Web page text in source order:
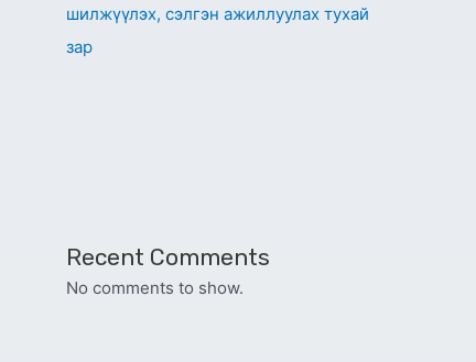
шилжүүлэх, сэлгэн ажиллуулах тухай
зар
Recent Comments
No comments to show.